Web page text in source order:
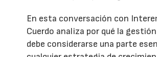
En esta conversación con
Cuerdo analiza por qué la
debe considerarse una parte